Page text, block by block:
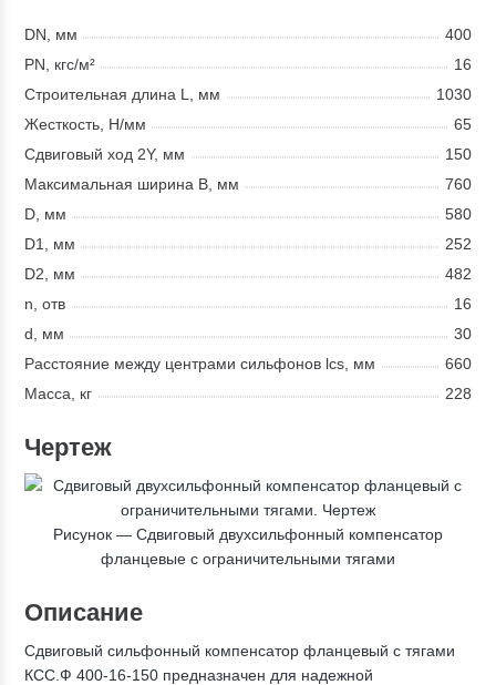
DN, мм
400
PN, кгс/м²
16
Строительная длина L, мм
1030
Жесткость, Н/мм
65
Сдвиговый ход 2Y, мм
150
Максимальная ширина В, мм
760
D, мм
580
D1, мм
252
D2, мм
482
n, отв
16
d, мм
30
Расстояние между центрами сильфонов lcs, мм
660
Масса, кг
228
Чертеж
Рисунок — Сдвиговый двухсильфонный компенсатор
фланцевые с ограничительными тягами
Описание
Сдвиговый сильфонный компенсатор фланцевый с тягами
КСС.Ф 400-16-150 предназначен для надежной